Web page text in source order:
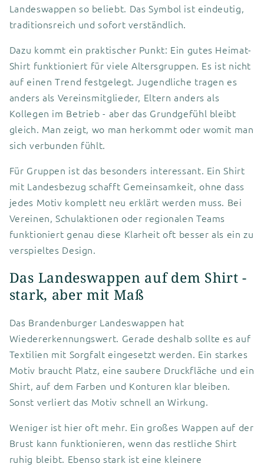
Landeswappen so beliebt. Das Symbol ist eindeutig,
traditionsreich und sofort verständlich.
Dazu kommt ein praktischer Punkt: Ein gutes Heimat-
Shirt funktioniert für viele Altersgruppen. Es ist nicht
auf einen Trend festgelegt. Jugendliche tragen es
anders als Vereinsmitglieder, Eltern anders als
Kollegen im Betrieb - aber das Grundgefühl bleibt
gleich. Man zeigt, wo man herkommt oder womit man
sich verbunden fühlt.
Für Gruppen ist das besonders interessant. Ein Shirt
mit Landesbezug schafft Gemeinsamkeit, ohne dass
jedes Motiv komplett neu erklärt werden muss. Bei
Vereinen, Schulaktionen oder regionalen Teams
funktioniert genau diese Klarheit oft besser als ein zu
verspieltes Design.
Das Landeswappen auf dem Shirt -
stark, aber mit Maß
Das Brandenburger Landeswappen hat
Wiedererkennungswert. Gerade deshalb sollte es auf
Textilien mit Sorgfalt eingesetzt werden. Ein starkes
Motiv braucht Platz, eine saubere Druckfläche und ein
Shirt, auf dem Farben und Konturen klar bleiben.
Sonst verliert das Motiv schnell an Wirkung.
Weniger ist hier oft mehr. Ein großes Wappen auf der
Brust kann funktionieren, wenn das restliche Shirt
ruhig bleibt. Ebenso stark ist eine kleinere